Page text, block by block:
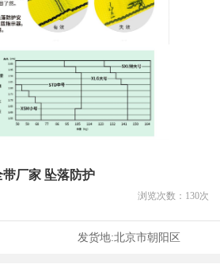
带厂家 坠落防护
浏览次数： 130次
发货地:北京市朝阳区